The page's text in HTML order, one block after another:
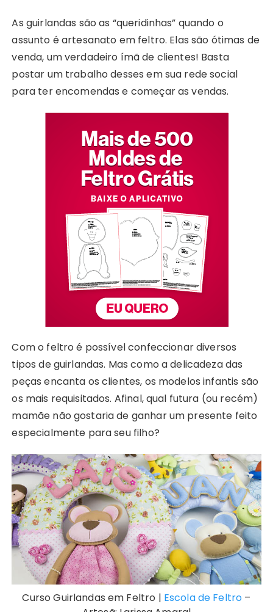
As guirlandas são as “queridinhas” quando o
assunto é artesanato em feltro. Elas são ótimas de
venda, um verdadeiro ímã de clientes! Basta
postar um trabalho desses em sua rede social
para ter encomendas e começar as vendas.
Com o feltro é possível confeccionar diversos
tipos de guirlandas. Mas como a delicadeza das
peças encanta os clientes, os modelos infantis são
os mais requisitados. Afinal, qual futura (ou recém)
mamãe não gostaria de ganhar um presente feito
especialmente para seu filho?
Curso Guirlandas em Feltro | Escola de Feltro –